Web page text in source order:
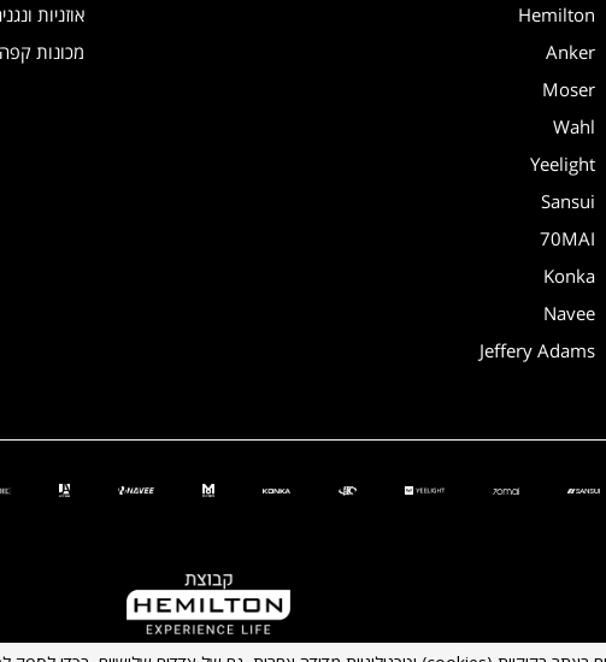
Hemilton
Anker
Moser
Wahl
Yeelight
Sansui
70MAI
Konka
Navee
Jeffery Adams
אוזניות
מכונות קפה